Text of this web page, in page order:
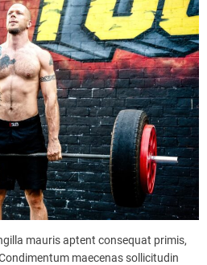
mauris aptent consequat primis,
maecenas sollicitudin